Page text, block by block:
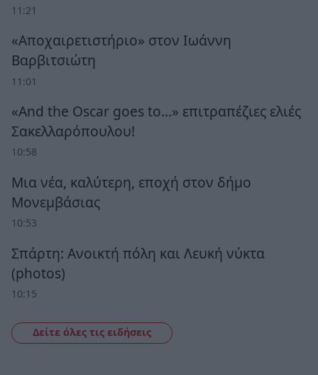
11:21
«Αποχαιρετιστήριο» στον Ιωάννη
Βαρβιτσιώτη
11:01
«And the Oscar goes to...» επιτραπέζιες ελιές
Σακελλαρόπουλου!
10:58
Μια νέα, καλύτερη, εποχή στον δήμο
Μονεμβάσιας
10:53
Σπάρτη: Ανοικτή πόλη και Λευκή νύκτα
(photos)
10:15
Δείτε όλες τις ειδήσεις